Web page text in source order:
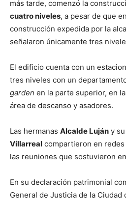
más tarde, comenzó la
cuatro niveles, a pesar de que
construcción expedida por la
señalaron únicamente tres
El edificio cuenta con un
tres niveles con un
garden en la parte superior, en
área de descanso y asadores.
Las hermanas Alcalde Luján y
Villarreal compartieron en
las reuniones que sostuvieron
En su declaración patrimonial
General de Justicia de la Ciudad